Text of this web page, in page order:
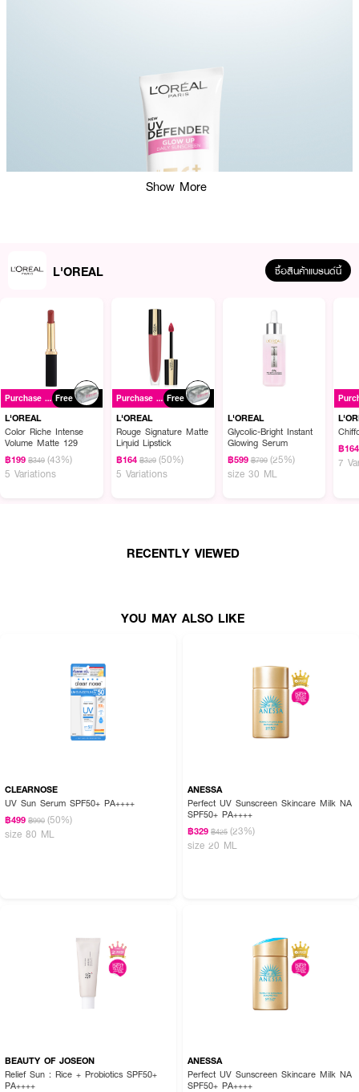
L'OREAL Paris UV Defender #Bright & Clear (Pink)เซรั่มกันแดดที่ดีที่สุด
สำหรับผิวหน้า สูตรไบรท์ แอนด์ เคลียร์ สามารถปกป้องผิวจากรังสียูวี และช่วย
เผยผิวกระจ่างใส ดูดีแบบมีออร่า ปกป้องริ้วรอยแห่งวัยจากแสงแดด เพื่อผิวดู
แมทท์ ด้วยแอร์ลิเซียมแอดวานซ์ ยูวี โพรเทคชั่น มอบการปกป้องแสงแดดขั้นสุด
ด้วย เอสพีเอฟ 50+ และปกป้องผิวจากลอง ยูวีเอ ปกป้องผิวจากริ้วรอยแห่งวัย
ที่เกิดจากรังสียูวี ทั้งจุดด่างดำ ผิวหมองคล้ำ สูตรบางเบา ซึมซาบเร็ว ผิวดูไม่มัน
วาว ผ่านการทดสอบแม้ภายใต้อุณหภูมิสูง 45 องศา และความชื้น 80% สามารถ
คล้ำ จุดด่างดำ และริ้วรอยแห่งวัย
• ปริมาณ 50 มล.
How To Use :
ทาลงบนผิวหลังขั้นตอนการทาครีมบำรุง เกลี่ยได้โดยง่าย และไม่กระทบเครื่อง
สำอาง ระวังอย่าให้เข้าตา หากเกิดขึ้นควรล้างให้สะอาดโดยทันที
Show More
L'OREAL ซื้อสินค้าแบรนด์นี้
Purchase ฿699+ Free
L'OREAL
Color Riche Intense
Volume Matte 129
฿199 ฿349 (43%)
5 Variations
Purchase ฿699+ Free
L'OREAL
Rouge Signature Matte
Liquid Lipstick
฿164 ฿329 (50%)
5 Variations
L'OREAL
Glycolic-Bright Instant
Glowing Serum
฿599 ฿799 (25%)
size 30 ML
฿164
7
RECENTLY VIEWED
YOU MAY ALSO LIKE
CLEARNOSE
UV Sun Serum SPF50+ PA++++
฿499 ฿990 (50%)
size 80 ML
ANESSA
Perfect UV Sunscreen Skincare Milk NA
SPF50+ PA++++
฿329 ฿425 (23%)
size 20 ML
BEAUTY OF JOSEON
Relief Sun : Rice + Probiotics SPF50+
PA++++
ANESSA
Perfect UV Sunscreen Skincare Milk NA
SPF50+ PA++++